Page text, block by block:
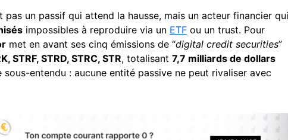
pas un passif qui attend la hausse, mais un acteur financier qui
impossibles à reproduire via un ETF ou un trust. Pour
met en avant ses cinq émissions de “digital credit securities”
STRF, STRD, STRC, STR, totalisant 7,7 milliards de dollars
sous-entendu : aucune entité passive ne peut rivaliser avec